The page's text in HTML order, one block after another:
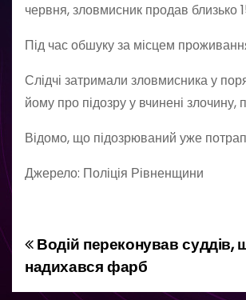
червня, зловмисник продав близько
Під час обшуку за місцем
Слідчі затримали зловмисника у
йому про підозру у вчинені
Відомо, що підозрюваний уже
Джерело: Поліція Рівненщини
Н
а
Водій переконував суддів,
надихався фарб